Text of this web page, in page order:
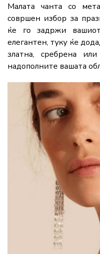
Малата чанта со
совршен избор за
ќе го задржи
елегантен, туку ќе
златна, сребрена
надополните вашата